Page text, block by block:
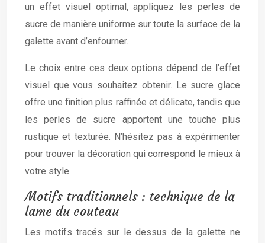
un effet visuel optimal, appliquez les perles de
sucre de manière uniforme sur toute la surface de la
galette avant d’enfourner.
Le choix entre ces deux options dépend de l’effet
visuel que vous souhaitez obtenir. Le sucre glace
offre une finition plus raffinée et délicate, tandis que
les perles de sucre apportent une touche plus
rustique et texturée. N’hésitez pas à expérimenter
pour trouver la décoration qui correspond le mieux à
votre style.
Motifs traditionnels : technique de la
lame du couteau
Les motifs tracés sur le dessus de la galette ne